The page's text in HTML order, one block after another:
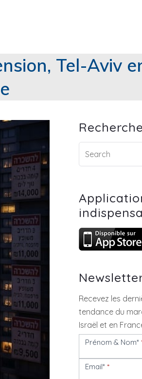
Tel-Aviv
Recherche
Recevez les
tendance du
Israël et en
Newsletter
Prénom & Nom*
Email**